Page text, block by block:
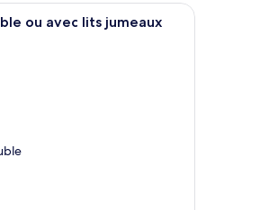
douche et des toilettes.
Une chambre d’hôtel moderne dotée d’un
ou avec lits jumeaux